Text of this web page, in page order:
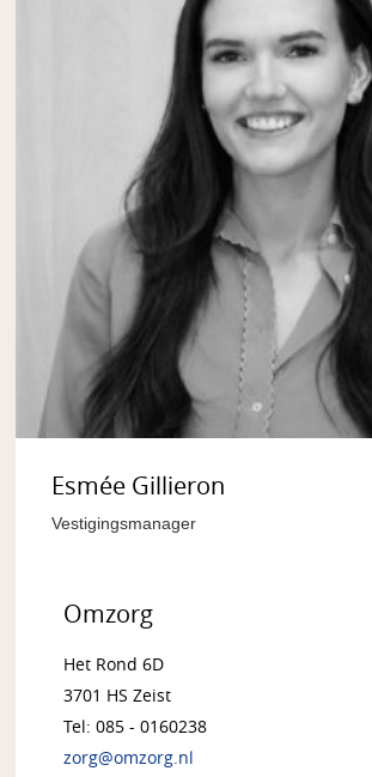
Omzorg
Het Rond 6D
3701 HS Zeist
Tel: 085 - 0160238
zorg@omzorg.nl
Esmée Gillieron
Vestigingsmanager